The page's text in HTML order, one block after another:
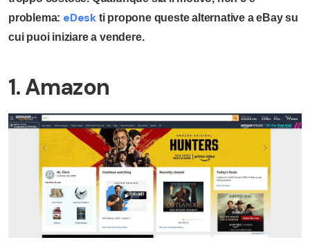
problema: eDesk ti propone queste alternative a eBay su
cui puoi iniziare a vendere.
1. Amazon